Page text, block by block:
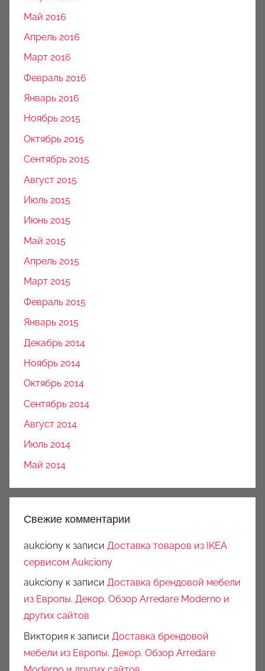
Май 2016
Апрель 2016
Март 2016
Февраль 2016
Январь 2016
Ноябрь 2015
Октябрь 2015
Сентябрь 2015
Август 2015
Июль 2015
Июнь 2015
Май 2015
Апрель 2015
Март 2015
Февраль 2015
Январь 2015
Декабрь 2014
Ноябрь 2014
Октябрь 2014
Сентябрь 2014
Август 2014
Июль 2014
Май 2014
Свежие комментарии
aukciony к записи Доставка товаров из IKEA
сервисом Aukciony
aukciony к записи Доставка брендовой мебели
из Европы. Декор. Обзор Arredare Moderno и
других сайтов
Виктория к записи Доставка брендовой
мебели из Европы. Декор. Обзор Arredare